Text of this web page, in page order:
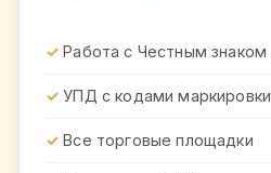
Работа с Честным знаком
УПД с кодами маркировки
Все торговые площадки